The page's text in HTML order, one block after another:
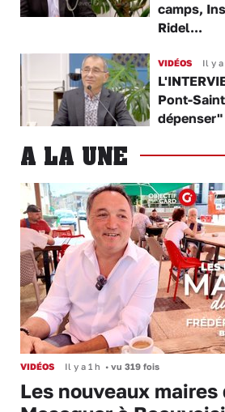
camps,
Ridel...
VIDÉOS Il y a
Pont-
dépenser"
A LA UNE
VIDÉOS Il y a 1 h • vu 319 fois
Les nouveaux